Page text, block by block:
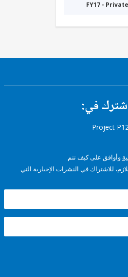
FY17
في:
على كيف تتم
في النشرات الإخبارية التي